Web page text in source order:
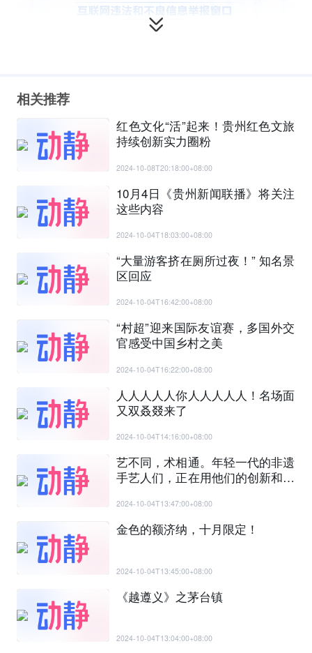
相关推荐
红色文化“活”起来！贵州红色文旅
持续创新实力圈粉
2024-10-08T20:18:00+08:00
10月4日《贵州新闻联播》将关注
这些内容
2024-10-04T18:03:00+08:00
“大量游客挤在厕所过夜！” 知名景
区回应
2024-10-04T16:42:00+08:00
“村超”迎来国际友谊赛，多国外交
官感受中国乡村之美
2024-10-04T16:22:00+08:00
人人人人人你人人人人人！名场面
又双叒叕来了
2024-10-04T14:16:00+08:00
艺不同，术相通。年轻一代的非遗
手艺人们，正在用他们的创新和激
2024-10-04T13:47:00+08:00
金色的额济纳，十月限定！
2024-10-04T13:45:00+08:00
《越遵义》之茅台镇
2024-10-04T13:04:00+08:00